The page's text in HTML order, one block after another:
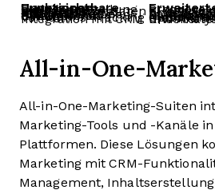
Unverzichtbare Funktionen
E-Mail-Vorlagenerstellung
Segmentierung nach Benutzerdaten KI-
A/B-Tests für Betreffzeilen Erweiterte
Automatisierte Nachfassaktionen Echtzeit-
Dynamisches Einfügen von Inhalten Multikanal-
Verhaltens-Tracking Optimierung durch
Integration mit CRM Erweiterte Berichterstattung
All-in-One-
All-in-One-Marketing-Suiten
Marketing-Tools und -Kanäle
Plattformen. Diese Lösungen
Marketing mit CRM-
Management,